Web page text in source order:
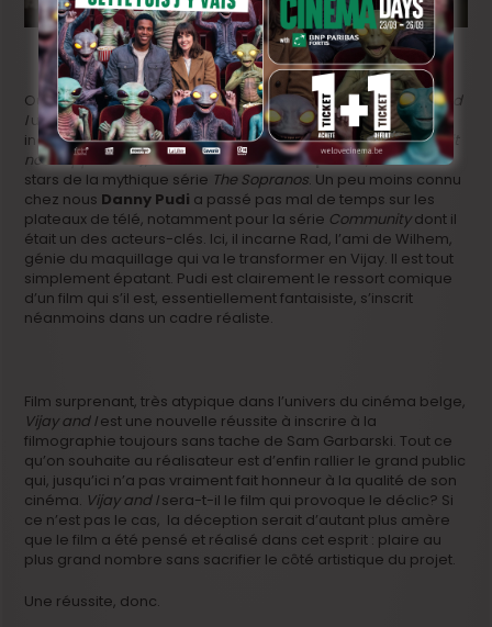
Outre les deux acteurs principaux, on retrouve dansVijay and
Iune série d’autres comédiens qui sont loin d’être des
inconnus :Moni Moshonov, par exemple (Two Lovers, La Nuit
nous appartient), ou encoreMichael Imperioli, une des
stars de la mythique série The Sopranos. Un peu moins connu
chez nous Danny Pudi a passé pas mal de temps sur les
plateaux de télé, notamment pour la série Communitydont il
était un des acteurs-clés. Ici, il incarne Rad, l’ami de Wilhem,
génie du maquillage qui va le transformer en Vijay. Il est tout
simplement épatant. Pudi est clairement le ressort comique
d’un film qui s’il est, essentiellement fantaisiste, s’inscrit
néanmoins dans un cadre réaliste.
Film surprenant, très atypique dans l’univers du cinéma belge,
Vijay and Iest une nouvelle réussite à inscrire à la
filmographie toujours sans tache de Sam Garbarski. Tout ce
qu’on souhaite au réalisateur est d’enfin rallier le grand public
qui, jusqu’ici n’a pas vraiment fait honneur à la qualité de son
cinéma. Vijay and Isera-t-il le film qui provoque le déclic? Si
ce n’est pas le cas, la déception serait d’autant plus amère
que le film a été pensé et réalisé dans cet esprit : plaire au
plus grand nombre sans sacrifier le côté artistique du projet.
Une réussite, donc.